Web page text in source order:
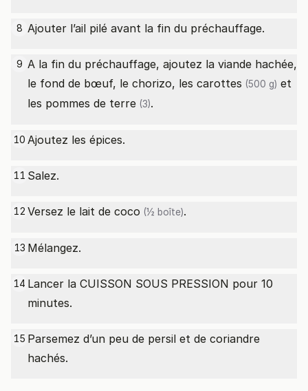
8 Ajouter l’ail pilé avant la fin du préchauffage.
9 A la fin du préchauffage, ajoutez la viande hachée,
le fond de bœuf, le chorizo, les carottes (500 g) et
les pommes de terre (3).
10 Ajoutez les épices.
11 Salez.
12 Versez le lait de coco (½ boîte).
13 Mélangez.
14 Lancer la CUISSON SOUS PRESSION pour 10
minutes.
15 Parsemez d’un peu de persil et de coriandre
hachés.